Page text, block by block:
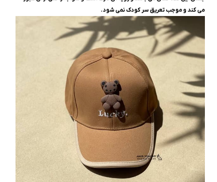
می کند و موجب تعریق سر کودک نمی شود.